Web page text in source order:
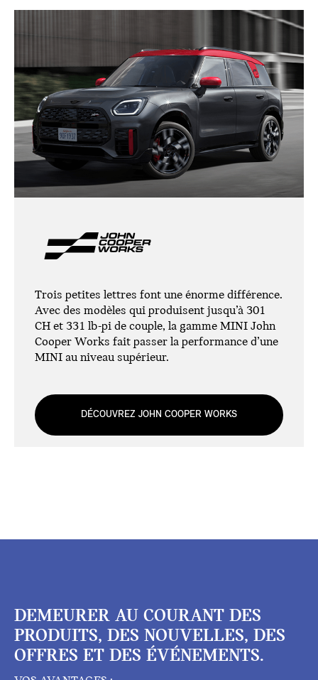
Trois petites lettres font une énorme différence.
Avec des modèles qui produisent jusqu’à 301
CH et 331 lb-pi de couple, la gamme MINI John
Cooper Works fait passer la performance d’une
MINI au niveau supérieur.
DÉCOUVREZ JOHN COOPER WORKS
DEMEURER AU COURANT DES
PRODUITS, DES NOUVELLES, DES
OFFRES ET DES ÉVÉNEMENTS.